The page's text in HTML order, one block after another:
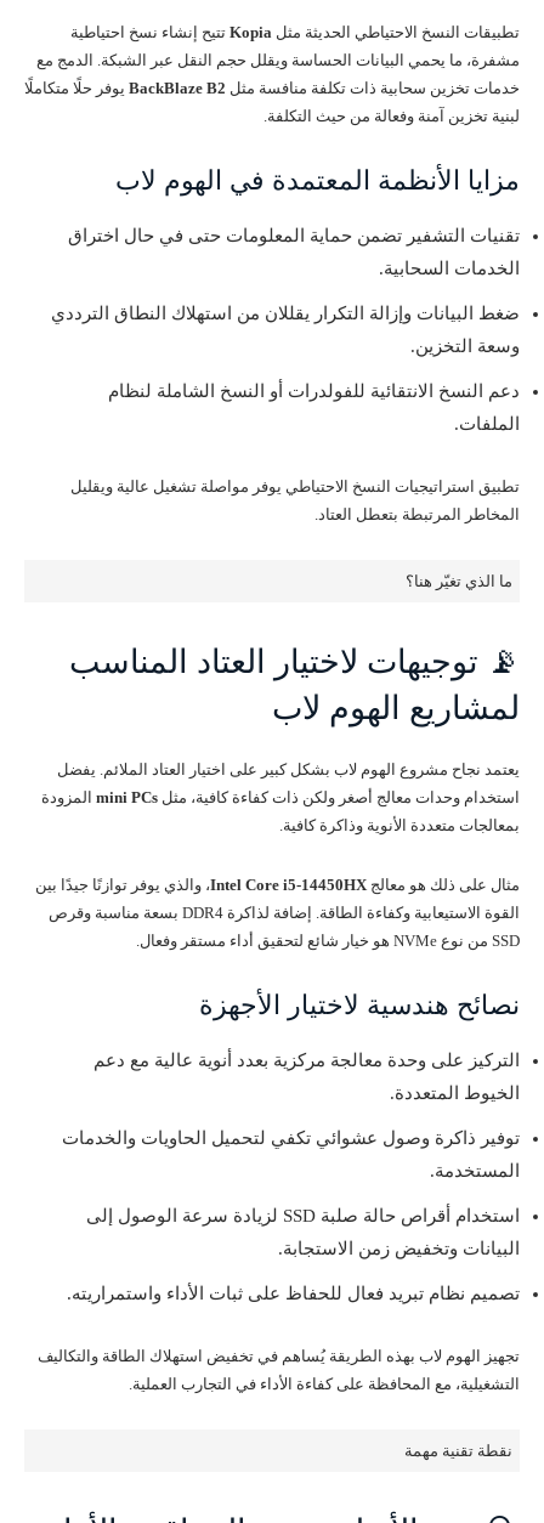
تطبيقات النسخ الاحتياطي الحديثة مثل Kopia تتيح إنشاء نسخ احتياطية
مشفرة، ما يحمي البيانات الحساسة ويقلل حجم النقل عبر الشبكة. الدمج مع
خدمات تخزين سحابية ذات تكلفة منافسة مثل BackBlaze B2 يوفر حلًا متكاملًا
لبنية تخزين آمنة وفعالة من حيث التكلفة.
مزايا الأنظمة المعتمدة في الهوم لاب
تقنيات التشفير تضمن حماية المعلومات حتى في حال اختراق
الخدمات السحابية.
ضغط البيانات وإزالة التكرار يقللان من استهلاك النطاق الترددي
وسعة التخزين.
دعم النسخ الانتقائية للفولدرات أو النسخ الشاملة لنظام
الملفات.
تطبيق استراتيجيات النسخ الاحتياطي يوفر مواصلة تشغيل عالية ويقليل
المخاطر المرتبطة بتعطل العتاد.
ما الذي تغيّر هنا؟
📡 توجيهات لاختيار العتاد المناسب
لمشاريع الهوم لاب
يعتمد نجاح مشروع الهوم لاب بشكل كبير على اختيار العتاد الملائم. يفضل
استخدام وحدات معالج أصغر ولكن ذات كفاءة كافية، مثل mini PCs المزودة
بمعالجات متعددة الأنوية وذاكرة كافية.
مثال على ذلك هو معالج Intel Core i5-14450HX، والذي يوفر توازنًا جيدًا بين
القوة الاستيعابية وكفاءة الطاقة. إضافة لذاكرة DDR4 بسعة مناسبة وقرص
SSD من نوع NVMe هو خيار شائع لتحقيق أداء مستقر وفعال.
نصائح هندسية لاختيار الأجهزة
التركيز على وحدة معالجة مركزية بعدد أنوية عالية مع دعم
الخيوط المتعددة.
توفير ذاكرة وصول عشوائي تكفي لتحميل الحاويات والخدمات
المستخدمة.
استخدام أقراص حالة صلبة SSD لزيادة سرعة الوصول إلى
البيانات وتخفيض زمن الاستجابة.
تصميم نظام تبريد فعال للحفاظ على ثبات الأداء واستمراريته.
تجهيز الهوم لاب بهذه الطريقة يُساهم في تخفيض استهلاك الطاقة والتكاليف
التشغيلية، مع المحافظة على كفاءة الأداء في التجارب العملية.
نقطة تقنية مهمة